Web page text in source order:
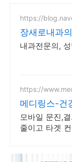
https://
장새로내과
내과전문의,
https://
메디링스-건
션
모바일 문진,
줄이고 타겟